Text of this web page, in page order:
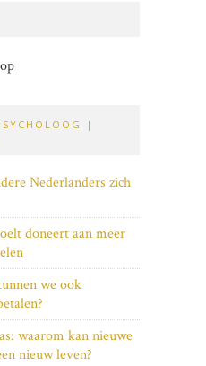
|
Nederlanders zich
doneert aan meer
we ook
waarom kan nieuwe
nieuw leven?